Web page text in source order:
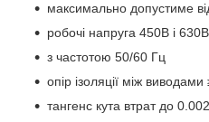
максимально допустиме
робочі напруга 450В і 630В
з частотою 50/60 Гц
опір ізоляції між
тангенс кута втрат до 0.002